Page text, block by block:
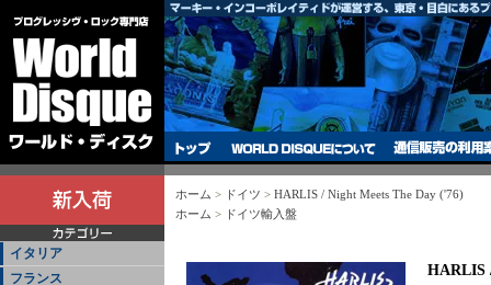
イタリア
フランス
ホーム > ドイツ > HARLIS / Night Meets The Day ('76)
ホーム > ドイツ輸入盤
HARLIS